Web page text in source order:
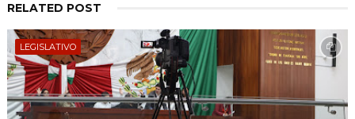
RELATED POST
LEGISLATIVO